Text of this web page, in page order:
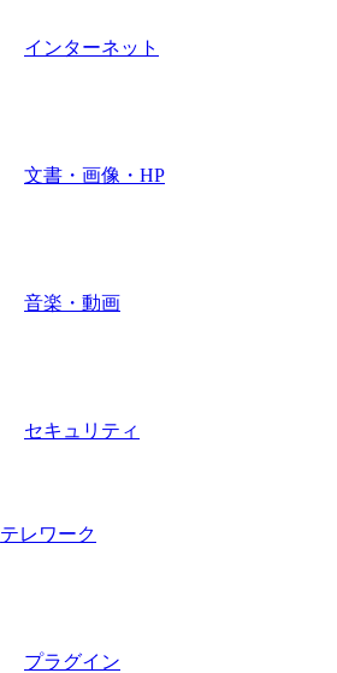
インターネット
文書・画像・HP
音楽・動画
セキュリティ
テレワーク
プラグイン